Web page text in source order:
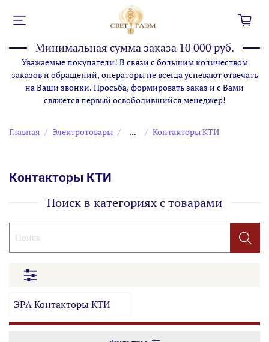
Минимальная сумма заказа 10 000 руб.
Уважаемые покупатели! В связи с большим количеством
заказов и обращений, операторы не всегда успевают отвечать
на Ваши звонки. Просьба, формировать заказ и с Вами
свяжется первый освободившийся менеджер!
Главная Электротовары ... Контакторы КТИ
Контакторы КТИ
Поиск в категориях с товарами
ЭРА Контакторы КТИ